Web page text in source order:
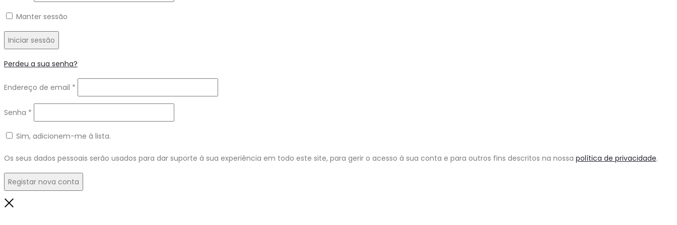
Manter sessão
Iniciar sessão
Perdeu a sua senha?
Endereço de email *
Senha *
Sim, adicionem-me à lista.
Os seus dados pessoais serão usados para dar suporte à sua experiência em todo este site, para gerir o acesso à sua conta e para outros fins descritos na nossa política de privacidade.
Registar nova conta